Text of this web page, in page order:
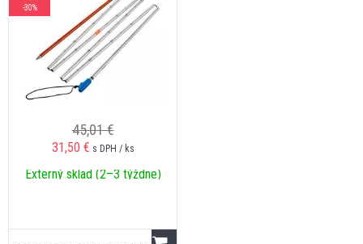
-30%
45,01 €
31,50 € s DPH / ks
Externý sklad (2–3 týždne)